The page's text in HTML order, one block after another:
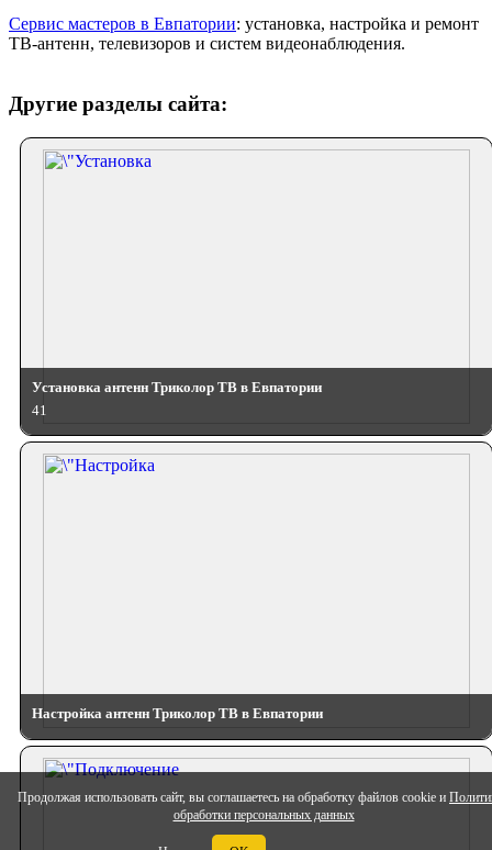
Продолжая использовать сайт, вы соглашаетесь на обработку файлов cookie и
обработки персональных данных
Сервис мастеров в Евпатории: установка, настройка и ремонт
ТВ-антенн, телевизоров и систем видеонаблюдения.
Другие разделы сайта:
Установка антенн Триколор ТВ в Евпатории
41
Настройка антенн Триколор ТВ в Евпатории